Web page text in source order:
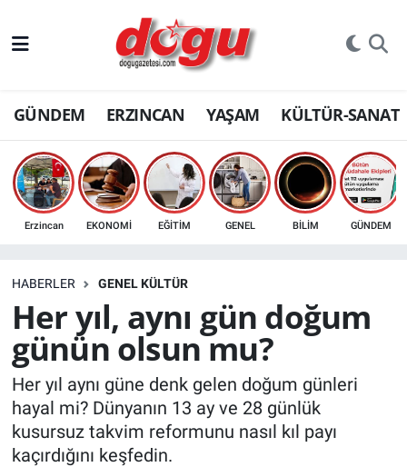
GÜNDEM ERZINCAN YAŞAM KÜLTÜR-SANAT
Erzincan EKONOMİ EĞİTİM GENEL BİLİM GÜNDEM
HABERLER GENEL KÜLTÜR
Her yıl, aynı gün doğum
günün olsun mu?
Her yıl aynı güne denk gelen doğum günleri
hayal mi? Dünyanın 13 ay ve 28 günlük
kusursuz takvim reformunu nasıl kıl payı
kaçırdığını keşfedin.
ERZINCAN
GÜNDEM
ERZİNCAN FOTOĞRAFLARI
SAĞLIK
EKONOMİ
Bilim, teknoloji
GENEL
KÜLTÜR-SANAT